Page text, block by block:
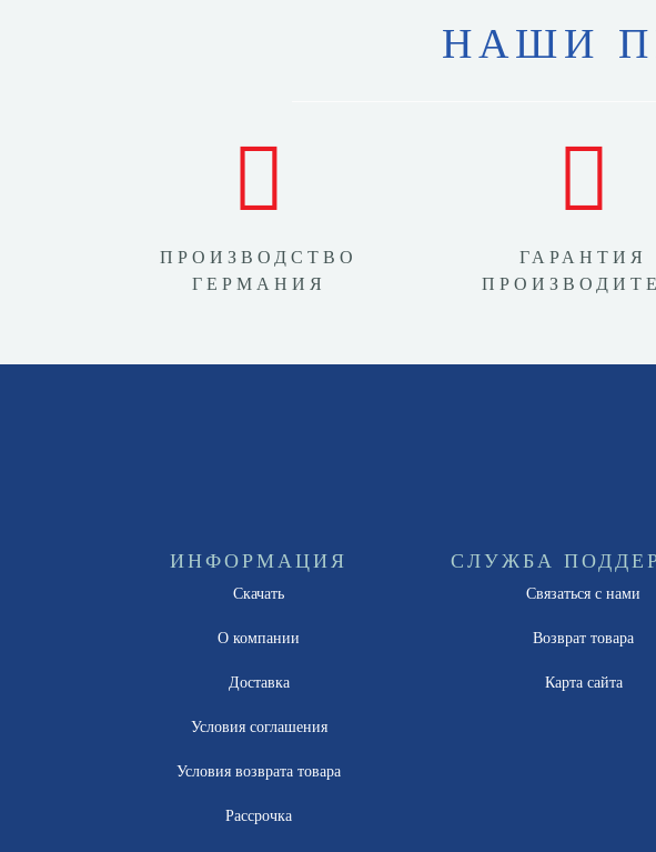
НАШИ
ПРОИЗВОДСТВО
ГЕРМАНИЯ
ГАРАНТИЯ
ИНФОРМАЦИЯ
Скачать
О компании
Доставка
Условия соглашения
Условия возврата товара
Рассрочка
СЛУЖБА
Связаться с нами
Возврат товара
Карта сайта